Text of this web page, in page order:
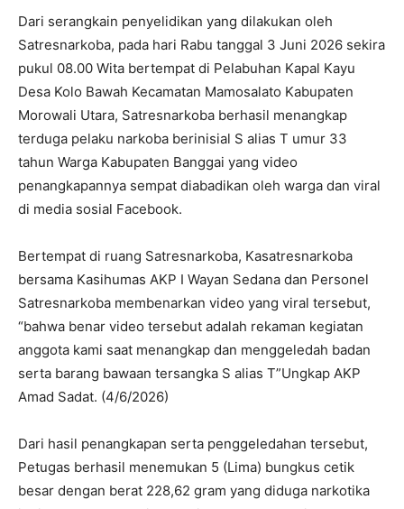
Dari serangkain penyelidikan yang dilakukan oleh
Satresnarkoba, pada hari Rabu tanggal 3 Juni 2026 sekira
pukul 08.00 Wita bertempat di Pelabuhan Kapal Kayu
Desa Kolo Bawah Kecamatan Mamosalato Kabupaten
Morowali Utara, Satresnarkoba berhasil menangkap
terduga pelaku narkoba berinisial S alias T umur 33
tahun Warga Kabupaten Banggai yang video
penangkapannya sempat diabadikan oleh warga dan viral
di media sosial Facebook.
Bertempat di ruang Satresnarkoba, Kasatresnarkoba
bersama Kasihumas AKP I Wayan Sedana dan Personel
Satresnarkoba membenarkan video yang viral tersebut,
“bahwa benar video tersebut adalah rekaman kegiatan
anggota kami saat menangkap dan menggeledah badan
serta barang bawaan tersangka S alias T”Ungkap AKP
Amad Sadat. (4/6/2026)
Dari hasil penangkapan serta penggeledahan tersebut,
Petugas berhasil menemukan 5 (Lima) bungkus cetik
besar dengan berat 228,62 gram yang diduga narkotika